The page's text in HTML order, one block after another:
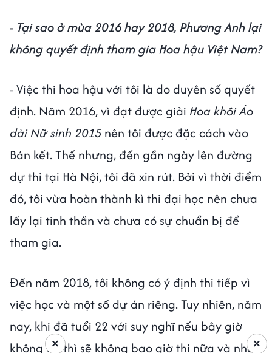
- Tại sao ở mùa 2016 hay 2018, Phương Anh lại
không quyết định tham gia Hoa hậu Việt Nam?
- Việc thi hoa hậu với tôi là do duyên số quyết
định. Năm 2016, vì đạt được giải Hoa khôi Áo
dài Nữ sinh 2015 nên tôi được đặc cách vào
Bán kết. Thế nhưng, đến gần ngày lên đường
dự thi tại Hà Nội, tôi đã xin rút. Bởi vì thời điểm
đó, tôi vừa hoàn thành kì thi đại học nên chưa
lấy lại tinh thần và chưa có sự chuẩn bị để
tham gia.
Đến năm 2018, tôi không có ý định thi tiếp vì
việc học và một số dự án riêng. Tuy nhiên, năm
nay, khi đã tuổi 22 với suy nghĩ nếu bây giờ
không thi thì sẽ không bao giờ thi nữa và nhận
×
×